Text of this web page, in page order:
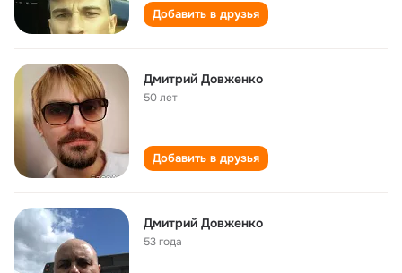
Добавить в друзья
Дмитрий Довженко
50 лет
Добавить в друзья
Дмитрий Довженко
53 года